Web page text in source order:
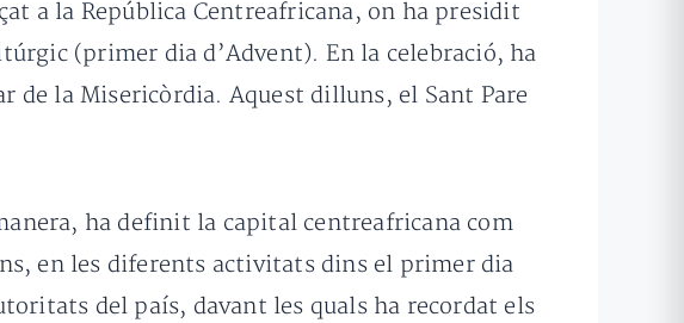
a la República Centreafricana, on ha presidit
(primer dia d’Advent). En la celebració, ha
de la Misericòrdia. Aquest dilluns, el Sant Pare
ha definit la capital centreafricana com
en les diferents activitats dins el primer dia
del país, davant les quals ha recordat els